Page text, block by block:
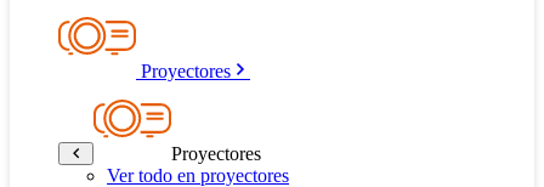
Proyectores
Proyectores
Ver todo en proyectores